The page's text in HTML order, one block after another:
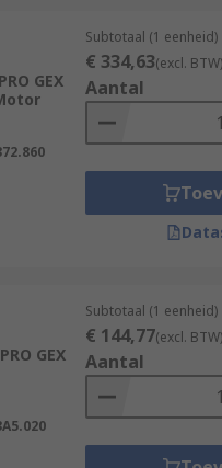
GEX
Subtotaal (1 eenheid)
€ 334,63(excl. BTW)
Aantal
GEX
Subtotaal (1 eenheid)
€ 144,77(excl. BTW)
Aantal